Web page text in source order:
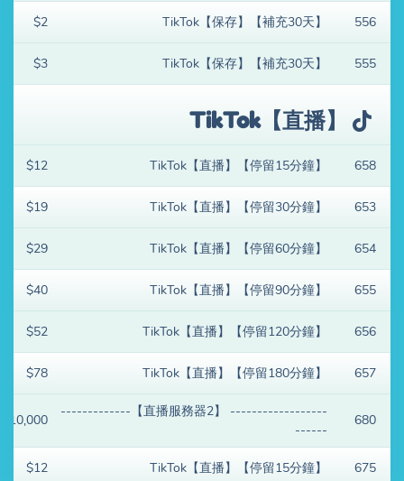
556
TikTok【保存】【補充30天】
$2
555
TikTok【保存】【補充30天】
$3
TikTok【直播】
658
TikTok【直播】【停留15分鐘】
$12
653
TikTok【直播】【停留30分鐘】
$19
654
TikTok【直播】【停留60分鐘】
$29
655
TikTok【直播】【停留90分鐘】
$40
656
TikTok【直播】【停留120分鐘】
$52
657
TikTok【直播】【停留180分鐘】
$78
680
------------------ 【直播服務器2】-------------
------
$10,000
675
TikTok【直播】【停留15分鐘】
$12